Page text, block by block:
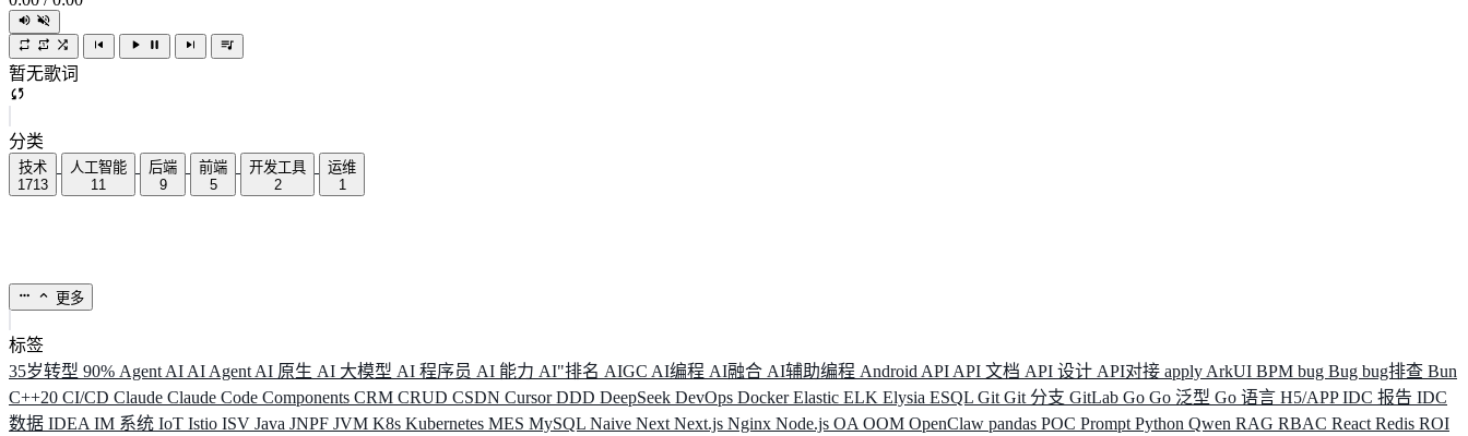
暂无歌词
分类
技术
1713
人工智能
11
后端
9
前端
5
开发工具
2
运维
1
更多
标签
35岁转型 90% Agent AI AI Agent AI 原生 AI 大模型 AI 程序员 AI 能力 AI"排名 AIGC AI编程 AI融合 AI辅助编程 Android API API 文档 API 设计 API对接 apply ArkUI BPM bug Bug bug排查 Bun
C++20 CI/CD Claude Claude Code Components CRM CRUD CSDN CursorDDD DeepSeek DevOps DockerElastic ELK Elysia ESQL Git Git 分支 GitLab Go Go 泛型 Go 语言 H5/APPIDC 报告 IDC
数据 IDEA IM 系统 IoT Istio ISV Java JNPF JVM K8s Kubernetes MES MySQL Naive Next Next.js Nginx Node.js OA OOM OpenClaw pandas POC Prompt Python Qwen RAG RBAC React Redis ROI